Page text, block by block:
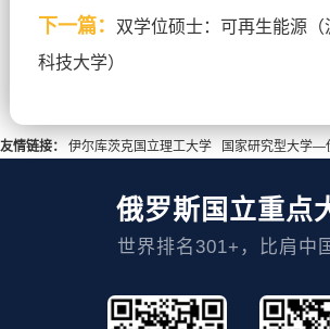
下一篇：
双学位硕士：可再生能源（
科技大学）
友情链接： 伊尔库茨克国立理工大学 国家研究型大学—
俄罗斯国立重点
世界排名301+，比肩中